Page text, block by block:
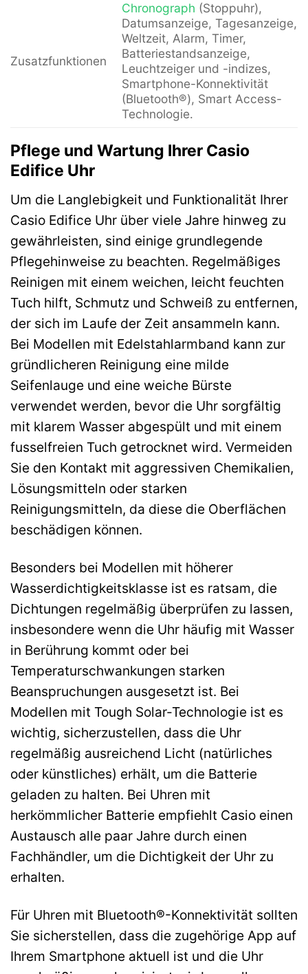
Zusatzfunktionen
Chronograph (Stoppuhr),
Datumsanzeige, Tagesanzeige,
Weltzeit, Alarm, Timer,
Batteriestandsanzeige,
Leuchtzeiger und -indizes,
Smartphone-Konnektivität
(Bluetooth®), Smart Access-
Technologie.
Pflege und Wartung Ihrer Casio
Edifice Uhr
Um die Langlebigkeit und Funktionalität Ihrer
Casio Edifice Uhr über viele Jahre hinweg zu
gewährleisten, sind einige grundlegende
Pflegehinweise zu beachten. Regelmäßiges
Reinigen mit einem weichen, leicht feuchten
Tuch hilft, Schmutz und Schweiß zu entfernen,
der sich im Laufe der Zeit ansammeln kann.
Bei Modellen mit Edelstahlarmband kann zur
gründlicheren Reinigung eine milde
Seifenlauge und eine weiche Bürste
verwendet werden, bevor die Uhr sorgfältig
mit klarem Wasser abgespült und mit einem
fusselfreien Tuch getrocknet wird. Vermeiden
Sie den Kontakt mit aggressiven Chemikalien,
Lösungsmitteln oder starken
Reinigungsmitteln, da diese die Oberflächen
beschädigen können.
Besonders bei Modellen mit höherer
Wasserdichtigkeitsklasse ist es ratsam, die
Dichtungen regelmäßig überprüfen zu lassen,
insbesondere wenn die Uhr häufig mit Wasser
in Berührung kommt oder bei
Temperaturschwankungen starken
Beanspruchungen ausgesetzt ist. Bei
Modellen mit Tough Solar-Technologie ist es
wichtig, sicherzustellen, dass die Uhr
regelmäßig ausreichend Licht (natürliches
oder künstliches) erhält, um die Batterie
geladen zu halten. Bei Uhren mit
herkömmlicher Batterie empfiehlt Casio einen
Austausch alle paar Jahre durch einen
Fachhändler, um die Dichtigkeit der Uhr zu
erhalten.
Für Uhren mit Bluetooth®-Konnektivität sollten
Sie sicherstellen, dass die zugehörige App auf
Ihrem Smartphone aktuell ist und die Uhr